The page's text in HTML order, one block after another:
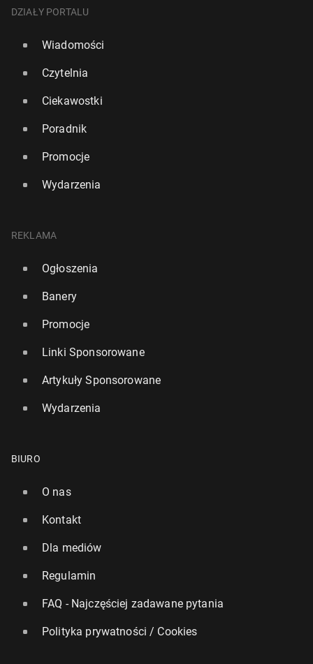
DZIAŁY PORTALU
Wiadomości
Czytelnia
Ciekawostki
Poradnik
Promocje
Wydarzenia
REKLAMA
Ogłoszenia
Banery
Promocje
Linki Sponsorowane
Artykuły Sponsorowane
Wydarzenia
BIURO
O nas
Kontakt
Dla mediów
Regulamin
FAQ - Najczęściej zadawane pytania
Polityka prywatności / Cookies